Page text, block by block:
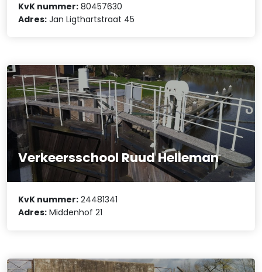
KvK nummer: 80457630
Adres: Jan Ligthartstraat 45
Verkeersschool Ruud Helleman
KvK nummer: 24481341
Adres: Middenhof 21